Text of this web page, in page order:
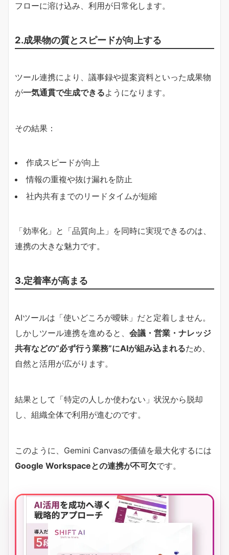
フローに溶け込み、利用が日常化します。
2.成果物の質とスピードが向上する
ツール連携により、議事録や提案資料といった成果物
が一気通貫で生成できるようになります。
その結果：
作成スピードが向上
情報の重複や抜け漏れを防止
社内共有までのリードタイムが短縮
「効率化」と「品質向上」を同時に実現できるのは、
連携の大きな魅力です。
3.定着率が高まる
AIツールは「使いどころが曖昧」だと定着しません。
しかしツール連携を進めると、 会議・営業・ナレッジ
共有などの“必ず行う業務”にAIが組み込まれるため、
自然と活用が広がります。
結果として「特定の人しか使わない」状況から脱却
し、組織全体で利用が進むのです。
このように、Gemini Canvasの価値を最大化するには
Google Workspaceとの連携が不可欠です。